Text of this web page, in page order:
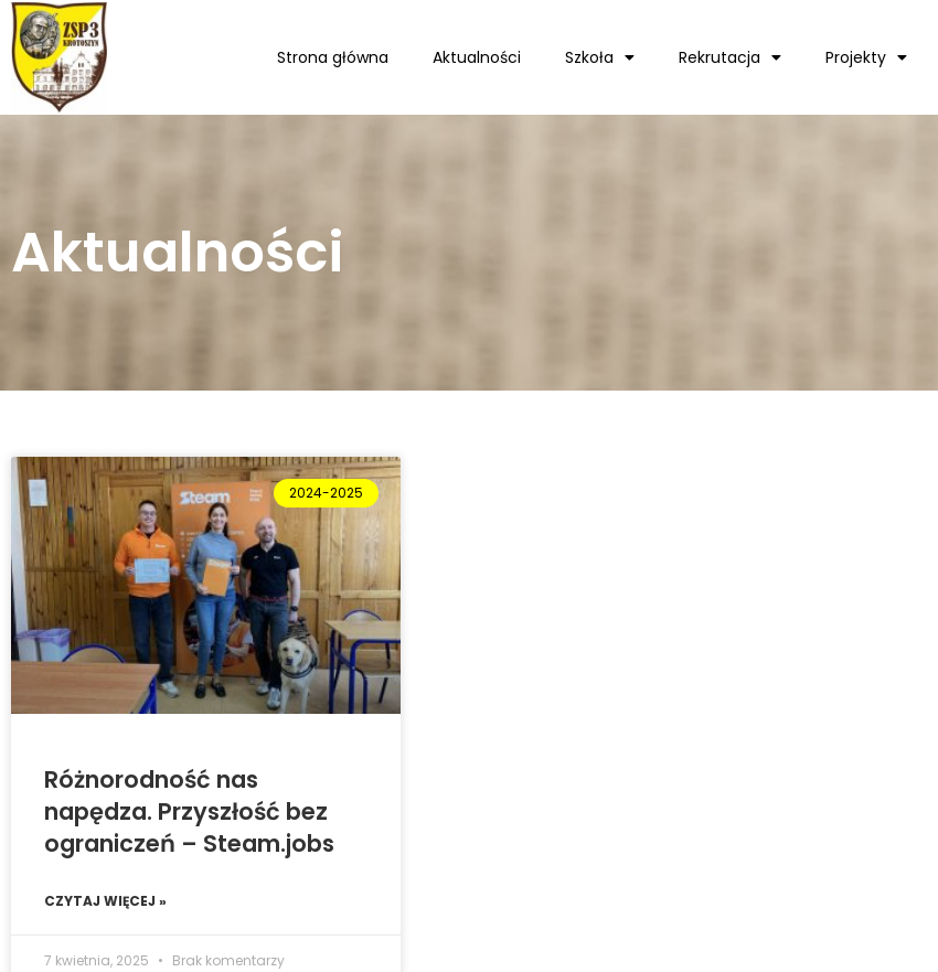
Strona główna Aktualności Szkoła Rekrutacja Projekty
Aktualności
2024-2025
Różnorodność nas
napędza. Przyszłość bez
ograniczeń – Steam.jobs
CZYTAJ WIĘCEJ »
7 kwietnia, 2025 Brak komentarzy